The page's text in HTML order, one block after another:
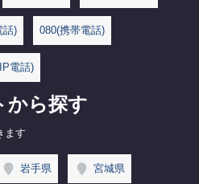
話) 080(携帯電話)
電話)
から探す
ます
岩手県 宮城県